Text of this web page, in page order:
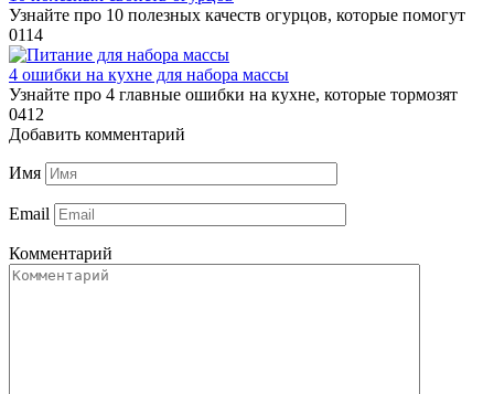
Узнайте про 10 полезных качеств огурцов, которые помогут
0114
4 ошибки на кухне для набора массы
Узнайте про 4 главные ошибки на кухне, которые тормозят
0412
Добавить комментарий
Имя
Email
Комментарий